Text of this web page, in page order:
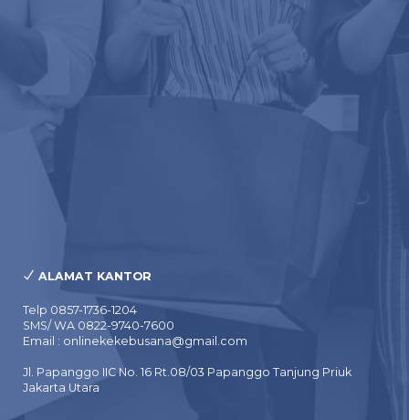
ALAMAT KANTOR
Telp 0857-1736-1204
SMS/ WA 0822-9740-7600
Email : onlinekekebusana@gmail.com
Jl. Papanggo IIC No. 16 Rt.08/03 Papanggo Tanjung Priuk
Jakarta Utara